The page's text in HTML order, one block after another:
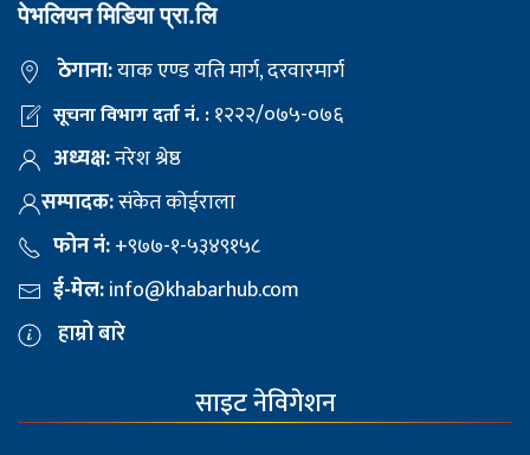
पेभलियन मिडिया प्रा.लि
ठेगाना:याक एण्ड यति मार्ग, दरवारमार्ग
सूचना विभाग दर्ता नं. :१२२२/०७५-०७६
अध्यक्ष:नरेश श्रेष्ठ
सम्पादक:संकेत कोईराला
फोन नं:+९७७-१-५३४९१५८
ई-मेल:info@khabarhub.com
हाम्रो बारे
साइट नेविगेशन